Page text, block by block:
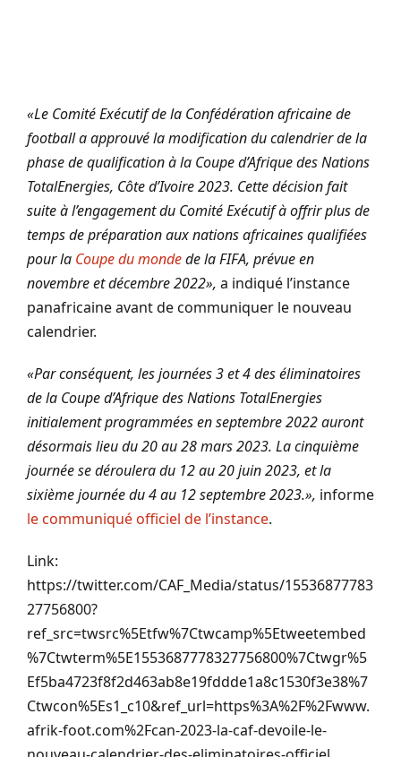
«Le Comité Exécutif de la Confédération africaine de
football a approuvé la modification du calendrier de la
phase de qualification à la Coupe d’Afrique des Nations
TotalEnergies, Côte d’Ivoire 2023. Cette décision fait
suite à l’engagement du Comité Exécutif à offrir plus de
temps de préparation aux nations africaines qualifiées
pour la Coupe du mondede la FIFA, prévue en
novembre et décembre 2022», a indiqué l’instance
panafricaine avant de communiquer le nouveau
calendrier.
«Par conséquent, les journées 3 et 4 des éliminatoires
de la Coupe d’Afrique des Nations TotalEnergies
initialement programmées en septembre 2022 auront
désormais lieu du 20 au 28 mars 2023. La cinquième
journée se déroulera du 12 au 20 juin 2023, et la
sixième journée du 4 au 12 septembre 2023.», informe
le communiqué officiel de l’instance.
Link:
https://twitter.com/CAF_Media/status/15536877783
27756800?
ref_src=twsrc%5Etfw%7Ctwcamp%5Etweetembed
%7Ctwterm%5E1553687778327756800%7Ctwgr%5
Ef5ba4723f8f2d463ab8e19fddde1a8c1530f3e38%7
Ctwcon%5Es1_c10&ref_url=https%3A%2F%2Fwww.
afrik-foot.com%2Fcan-2023-la-caf-devoile-le-